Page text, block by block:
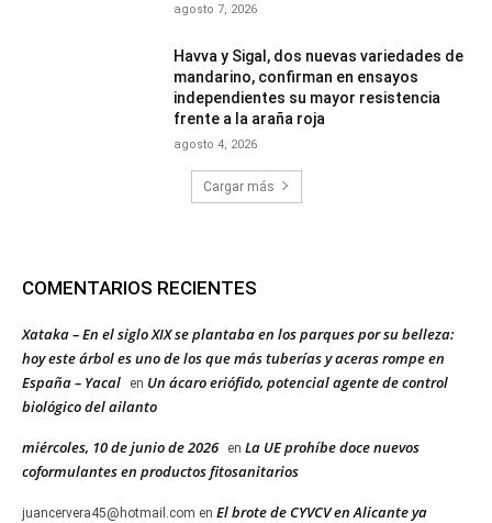
agosto 7, 2026
Havva y Sigal, dos nuevas variedades de
mandarino, confirman en ensayos
independientes su mayor resistencia
frente a la araña roja
agosto 4, 2026
Cargar más
COMENTARIOS RECIENTES
Xataka – En el siglo XIX se plantaba en los parques por su belleza:
hoy este árbol es uno de los que más tuberías y aceras rompe en
España – Yacal
en Un ácaro eriófido, potencial agente de control
biológico del ailanto
miércoles, 10 de junio de 2026 en La UE prohíbe doce nuevos
coformulantes en productos fitosanitarios
juancervera45@hotmail.com en El brote de CYVCV en Alicante ya